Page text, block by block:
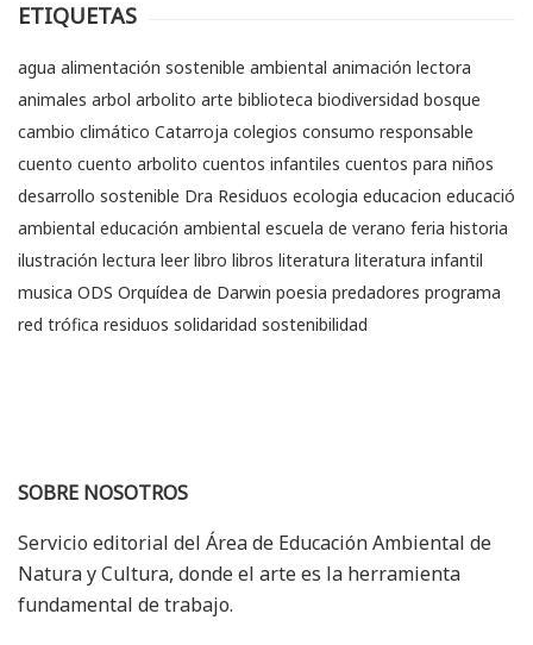
ETIQUETAS
agua alimentación sostenible ambiental animación lectora
animales arbol arbolito arte biblioteca biodiversidad bosque
cambio climático Catarroja colegios consumo responsable
cuento cuento arbolito cuentos infantiles cuentos para niños
desarrollo sostenible Dra Residuos ecologia educacion educació
ambiental educación ambiental escuela de verano feria historia
ilustración lectura leer libro libros literatura literatura infantil
musica ODS Orquídea de Darwin poesia predadores programa
red trófica residuos solidaridad sostenibilidad
SOBRE NOSOTROS
Servicio editorial del Área de Educación Ambiental de
Natura y Cultura, donde el arte es la herramienta
fundamental de trabajo.